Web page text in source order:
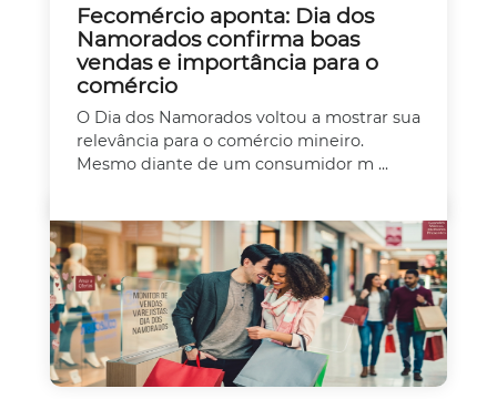
Fecomércio aponta: Dia dos
Namorados confirma boas
vendas e importância para o
comércio
O Dia dos Namorados voltou a mostrar sua
relevância para o comércio mineiro.
Mesmo diante de um consumidor m ...